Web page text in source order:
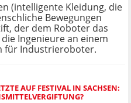
(intelligente Kleidung, die
Bewegungen
der dem Roboter das
Ingenieure an einem
für Industrieroboter.
AUF FESTIVAL IN SACHSEN: